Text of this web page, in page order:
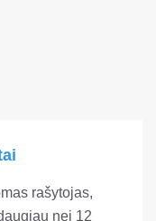
rašytojas,
nei 12